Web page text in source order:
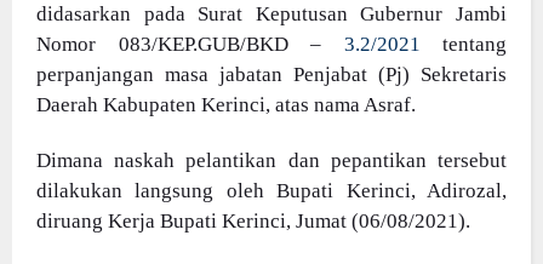
didasarkan pada Surat Keputusan Gubernur Jambi
Nomor 083/KEP.GUB/BKD – 3.2/2021
tentang
perpanjangan masa jabatan Penjabat (Pj) Sekretaris
Daerah Kabupaten Kerinci, atas nama Asraf.
Dimana naskah pelantikan dan pepantikan tersebut
dilakukan langsung oleh Bupati Kerinci, Adirozal,
diruang Kerja Bupati Kerinci, Jumat (06/08/2021).